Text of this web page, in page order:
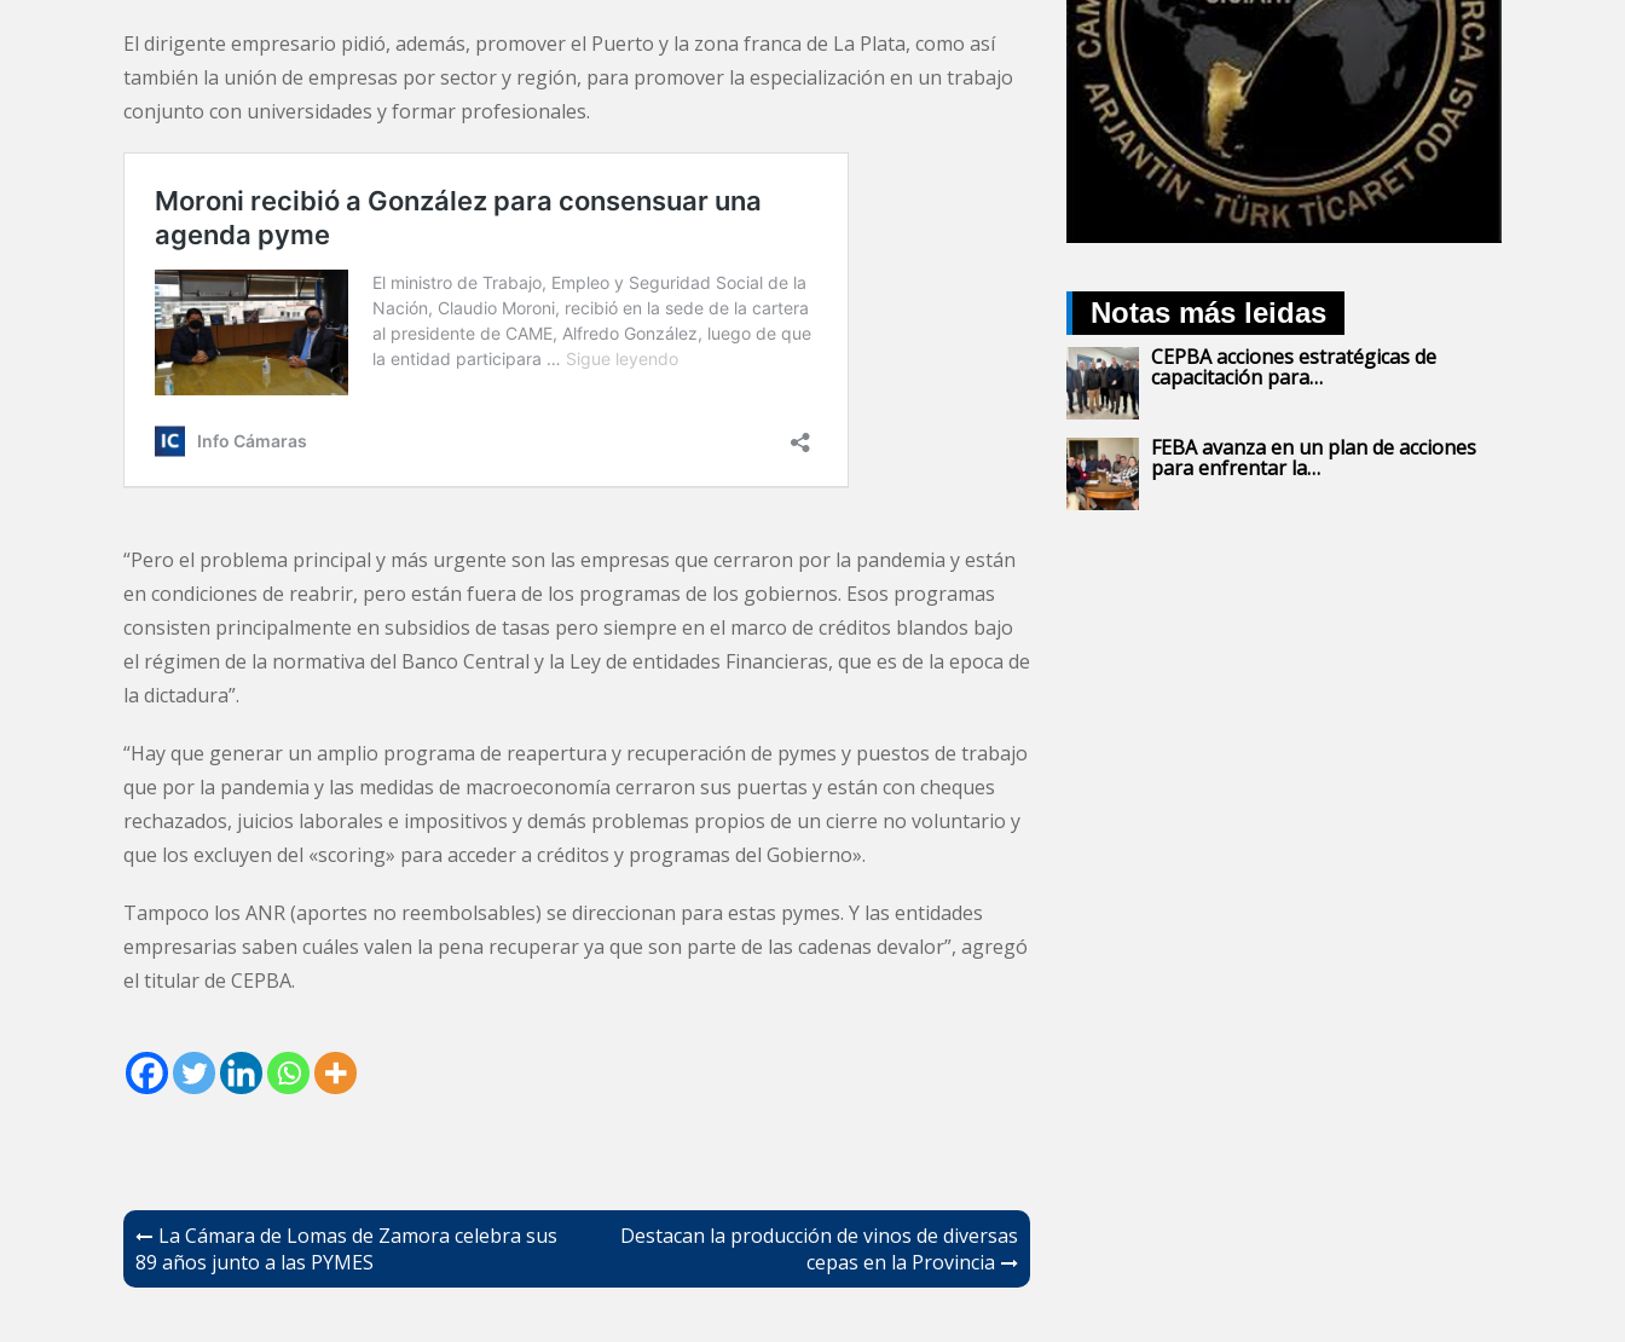
El dirigente empresario pidió, además, promover el Puerto y la zona franca de La Plata, como así
también la unión de empresas por sector y región, para promover la especialización en un trabajo
conjunto con universidades y formar profesionales.
“Pero el problema principal y más urgente son las empresas que cerraron por la pandemia y están
en condiciones de reabrir, pero están fuera de los programas de los gobiernos. Esos programas
consisten principalmente en subsidios de tasas pero siempre en el marco de créditos blandos bajo
el régimen de la normativa del Banco Central y la Ley de entidades Financieras, que es de la epoca de
la dictadura”.
“Hay que generar un amplio programa de reapertura y recuperación de pymes y puestos de trabajo
que por la pandemia y las medidas de macroeconomía cerraron sus puertas y están con cheques
rechazados, juicios laborales e impositivos y demás problemas propios de un cierre no voluntario y
que los excluyen del «scoring» para acceder a créditos y programas del Gobierno».
Tampoco los ANR (aportes no reembolsables) se direccionan para estas pymes. Y las entidades
empresarias saben cuáles valen la pena recuperar ya que son parte de las cadenas devalor”, agregó
el titular de CEPBA.
Navegación
de
La Cámara de Lomas de Zamora celebra sus
89 años junto a las PYMES
Destacan la producción de vinos de diversas
cepas en la Provincia
Notas más leidas
CEPBA acciones estratégicas de
capacitación para…
FEBA avanza en un plan de acciones
para enfrentar la…